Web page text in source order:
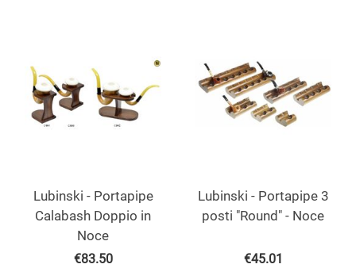
Lubinski - Portapipe
Calabash Doppio in
Noce
€83.50
Lubinski - Portapipe 3
posti "Round" - Noce
€45.01